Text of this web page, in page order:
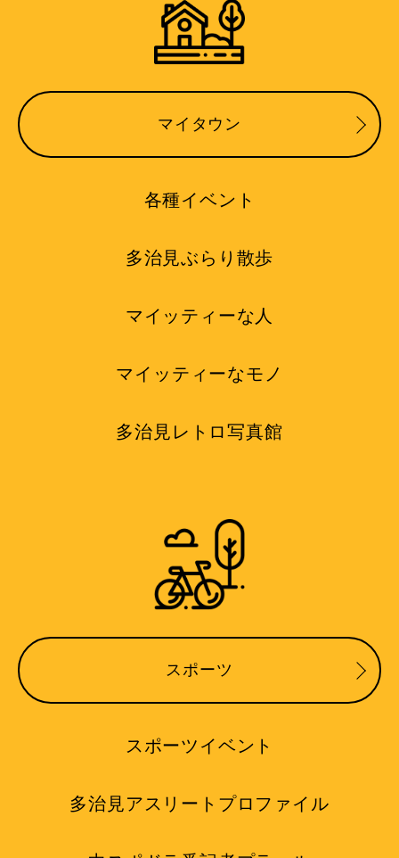
マイタウン
各種イベント
多治見ぶらり散歩
マイッティーな人
マイッティーなモノ
多治見レトロ写真館
スポーツ
スポーツイベント
多治見アスリートプロファイル